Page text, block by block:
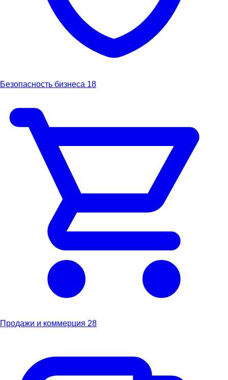
Безопасность бизнеса 18
Продажи и коммерция 28